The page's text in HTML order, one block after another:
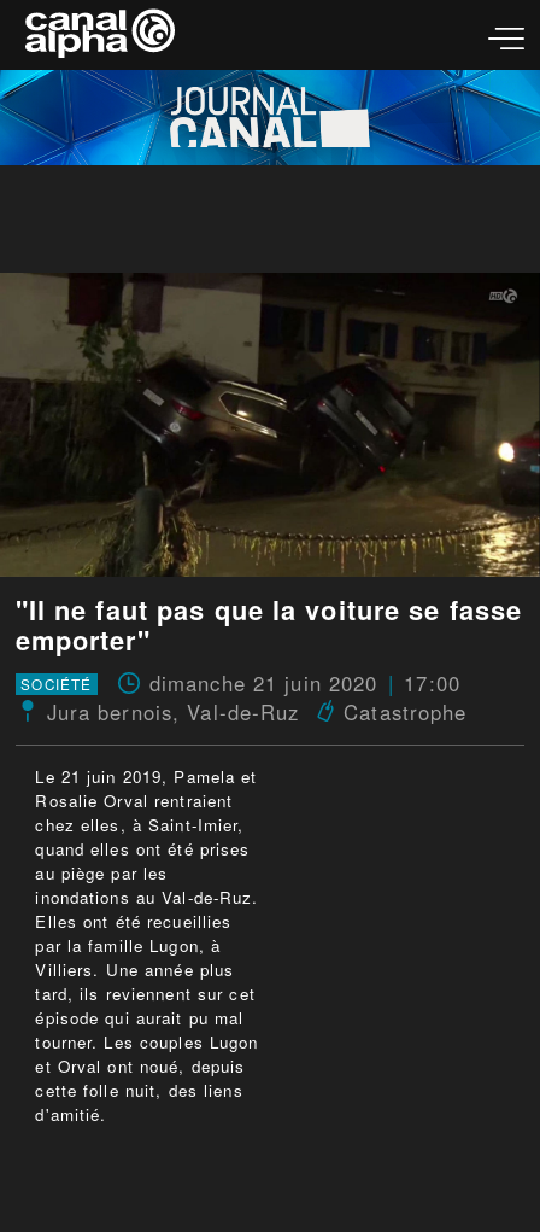
"Il ne faut pas que la voiture se fasse
emporter"
SOCIÉTÉ dimanche 21 juin 2020
17:00
Jura bernois, Val-de-Ruz Catastrophe
Le 21 juin 2019, Pamela et
Rosalie Orval rentraient
chez elles, à Saint-Imier,
quand elles ont été prises
au piège par les
inondations au Val-de-Ruz.
Elles ont été recueillies
par la famille Lugon, à
Villiers. Une année plus
tard, ils reviennent sur cet
épisode qui aurait pu mal
tourner. Les couples Lugon
et Orval ont noué, depuis
cette folle nuit, des liens
d'amitié.